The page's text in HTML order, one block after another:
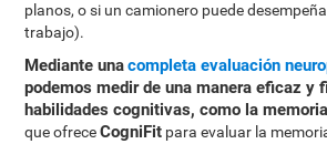
planos, o si un camionero puede
trabajo).
Mediante unacompleta evaluación
podemos medir de una manera eficaz y
habilidades cognitivas, como la
que ofreceCogniFit para evaluar la